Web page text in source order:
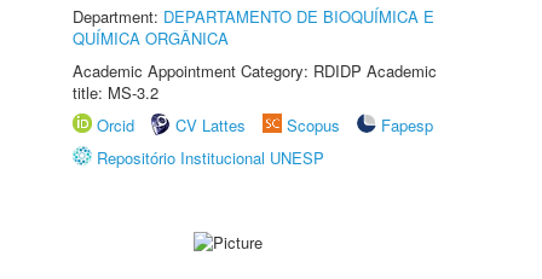
Department: DEPARTAMENTO DE BIOQUÍMICA E
QUÍMICA ORGÂNICA
Academic Appointment Category: RDIDP Academic
title: MS-3.2
Orcid
CV Lattes Scopus
Fapesp
Repositório Institucional UNESP